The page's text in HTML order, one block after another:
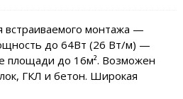
встраиваемого монтажа —
до 64Вт (26 Вт/м) —
площади до 16м². Возможен
ГКЛ и бетон. Широкая